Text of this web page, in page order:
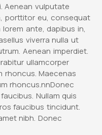
Aenean vulputate
porttitor eu, consequat
ante, dapibus in,
viverra nulla ut
Aenean imperdiet.
ullamcorper
rhoncus. Maecenas
rhoncus.nnDonec
Nullam quis
faucibus tincidunt.
nibh. Donec